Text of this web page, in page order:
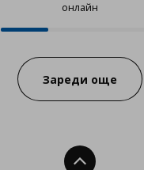
онлайн
Progress:
Зареди още
Нагоре